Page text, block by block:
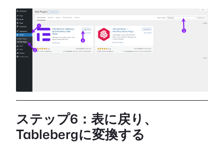
ステップ6：表に戻り、
Tablebergに変換する